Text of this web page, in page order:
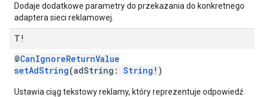
Dodaje dodatkowe parametry do przekazania do konkretnego
adaptera sieci reklamowej.
T!
@CanIgnoreReturnValue
setAdString(adString: String !)
Ustawia ciąg tekstowy reklamy, który reprezentuje odpowiedź